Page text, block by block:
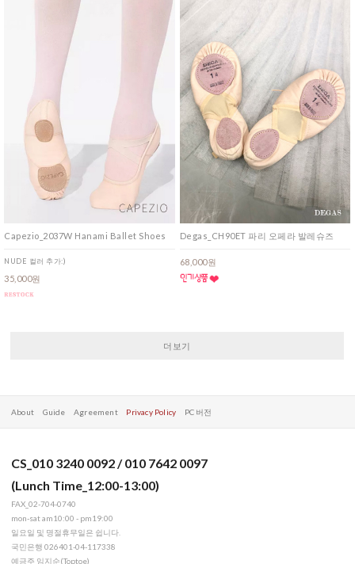
Capezio_2037W Hanami Ballet Shoes
NUDE 컬러 추가:)
35,000원
Degas_CH90ET 파리 오페라 발레슈즈
68,000원
더보기
About Guide Agreement Privacy Policy PC 버전
CS_010 3240 0092 / 010 7642 0097
(Lunch Time_12:00-13:00)
FAX_02-704-0740
mon-sat am10:00 - pm19:00
일요일 및 명절휴무일은 쉽니다.
국민은행 026401-04-117338
예금주 임지순(Toptoe)